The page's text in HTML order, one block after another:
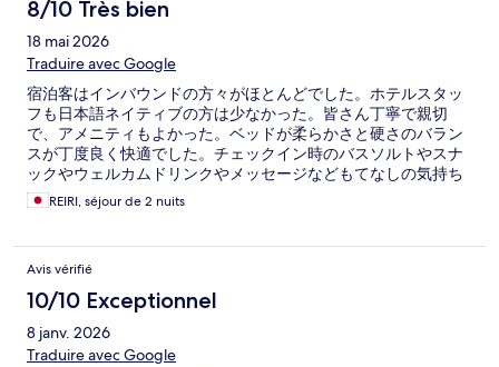
8/10 Très bien
18 mai 2026
Traduire avec Google
宿泊客はインバウンドの方々がほとんどでした。ホテルスタッ
フも日本語ネイティブの方は少なかった。皆さん丁寧で親切
で、アメニティもよかった。ベッドが柔らかさと硬さのバラン
スが丁度良く快適でした。チェックイン時のバスソルトやスナ
ックやウェルカムドリンクやメッセージなどもてなしの気持ち
が伝わってきました。早朝チェックアウト客向けの無料のドリ
ンクサービスもあって良かった。
REIRI, séjour de 2 nuits
Avis vérifié
10/10 Exceptionnel
8 janv. 2026
Traduire avec Google